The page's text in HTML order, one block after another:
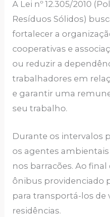
A Lei nº 12.305/2010
Resíduos Sólidos)
fortalecer a
cooperativas e
ou reduzir a
trabalhadores em
e garantir uma
seu trabalho.
Durante os intervalos
os agentes
nos barracões. Ao final
ônibus providenciado
para transportá-los de
residências.